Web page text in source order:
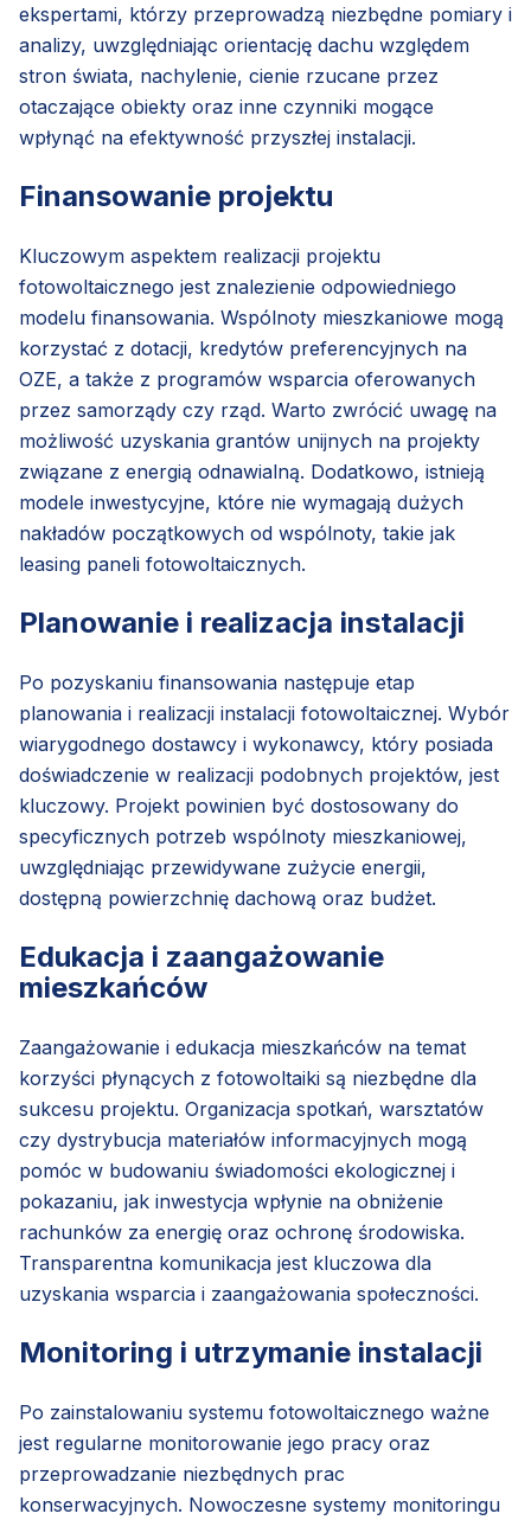
ekspertami, którzy przeprowadzą niezbędne pomiary i
analizy, uwzględniając orientację dachu względem
stron świata, nachylenie, cienie rzucane przez
otaczające obiekty oraz inne czynniki mogące
wpłynąć na efektywność przyszłej instalacji.
Finansowanie projektu
Kluczowym aspektem realizacji projektu
fotowoltaicznego jest znalezienie odpowiedniego
modelu finansowania. Wspólnoty mieszkaniowe mogą
korzystać z dotacji, kredytów preferencyjnych na
OZE, a także z programów wsparcia oferowanych
przez samorządy czy rząd. Warto zwrócić uwagę na
możliwość uzyskania grantów unijnych na projekty
związane z energią odnawialną. Dodatkowo, istnieją
modele inwestycyjne, które nie wymagają dużych
nakładów początkowych od wspólnoty, takie jak
leasing paneli fotowoltaicznych.
Planowanie i realizacja instalacji
Po pozyskaniu finansowania następuje etap
planowania i realizacji instalacji fotowoltaicznej. Wybór
wiarygodnego dostawcy i wykonawcy, który posiada
doświadczenie w realizacji podobnych projektów, jest
kluczowy. Projekt powinien być dostosowany do
specyficznych potrzeb wspólnoty mieszkaniowej,
uwzględniając przewidywane zużycie energii,
dostępną powierzchnię dachową oraz budżet.
Edukacja i zaangażowanie
mieszkańców
Zaangażowanie i edukacja mieszkańców na temat
korzyści płynących z fotowoltaiki są niezbędne dla
sukcesu projektu. Organizacja spotkań, warsztatów
czy dystrybucja materiałów informacyjnych mogą
pomóc w budowaniu świadomości ekologicznej i
pokazaniu, jak inwestycja wpłynie na obniżenie
rachunków za energię oraz ochronę środowiska.
Transparentna komunikacja jest kluczowa dla
uzyskania wsparcia i zaangażowania społeczności.
Monitoring i utrzymanie instalacji
Po zainstalowaniu systemu fotowoltaicznego ważne
jest regularne monitorowanie jego pracy oraz
przeprowadzanie niezbędnych prac
konserwacyjnych. Nowoczesne systemy monitoringu